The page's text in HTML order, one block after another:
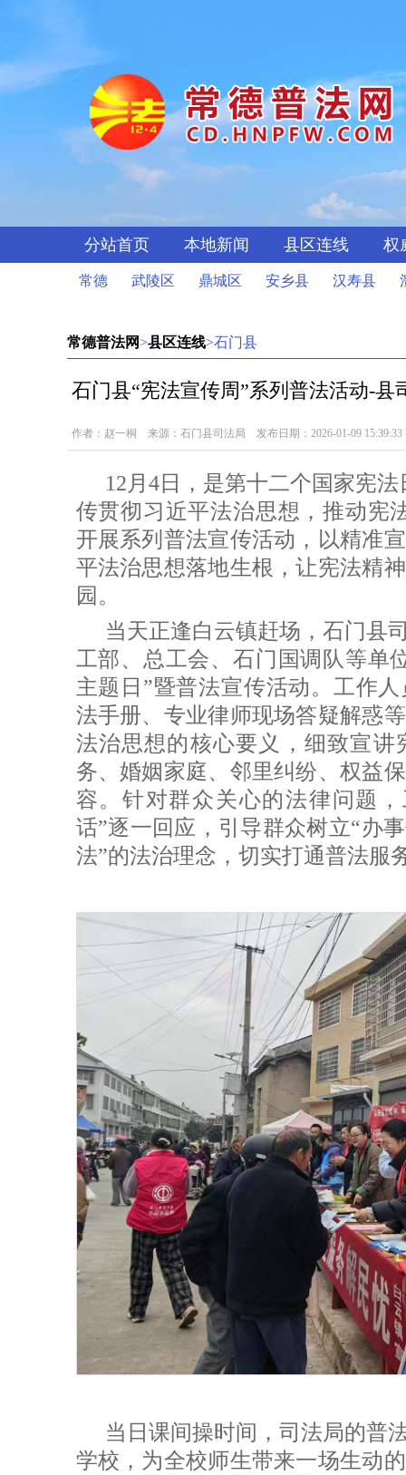
分站首页 本地新闻 县区连线 权
常德 武陵区 鼎城区 安乡县 汉寿县
常德普法网>县区连线>石门县
石门县“宪法宣传周”系列普法活动-
作者：赵一桐 来源：石门县司法局 发布日期：2026-01-09 15:39:33
12月4日，是第十二个国家宪
传贯彻习近平法治思想，推动宪
开展系列普法宣传活动，以精准
平法治思想落地生根，让宪法精
园。
当天正逢白云镇赶场，石门县
工部、总工会、石门国调队等单
主题日”暨普法宣传活动。工作
法手册、专业律师现场答疑解惑
法治思想的核心要义，细致宣
务、婚姻家庭、邻里纠纷、权益
容。针对群众关心的法律问题
话”逐一回应，引导群众树立“办
法”的法治理念，切实打通普法服
当日课间操时间，司法局的普
学校，为全校师生带来一场生动